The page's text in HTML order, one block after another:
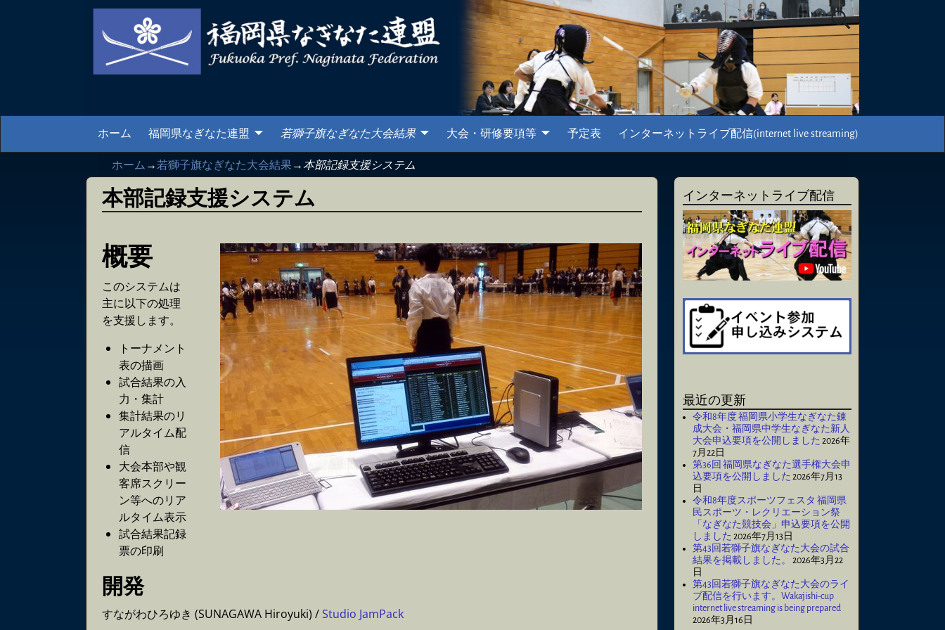
ホーム 福岡県なぎなた連盟 若獅子旗なぎなた大会結果 大会・研修要項等 予定表 インターネットライブ配信(internet live streaming)
ホーム→若獅子旗なぎなた大会結果→本部記録支援システム
本部記録支援システム
概要
このシステムは
主に以下の処理
を支援します。
トーナメント
表の描画
試合結果の入
力・集計
集計結果のリ
アルタイム配
信
大会本部や観
客席スクリー
ン等へのリア
ルタイム表示
試合結果記録
票の印刷
開発
すながわひろゆき (SUNAGAWA Hiroyuki) / Studio JamPack
インターネットライブ配信
最近の更新
令和8年度 福岡県小学生なぎなた錬
成大会・福岡県中学生なぎなた新人
大会申込要項を公開しました 2026年
7月22日
第36回 福岡県なぎなた選手権大会申
込要項を公開しました 2026年7月13
日
令和8年度スポーツフェスタ 福岡県
民スポーツ・レクリエーション祭
「なぎなた競技会」申込要項を公開
しました 2026年7月13日
第43回若獅子旗なぎなた大会の試合
結果を掲載しました。
2026年3月22
日
第43回若獅子旗なぎなた大会のライ
ブ配信を行います。Wakajishi-cup
internet live streaming is being prepared
2026年3月16日